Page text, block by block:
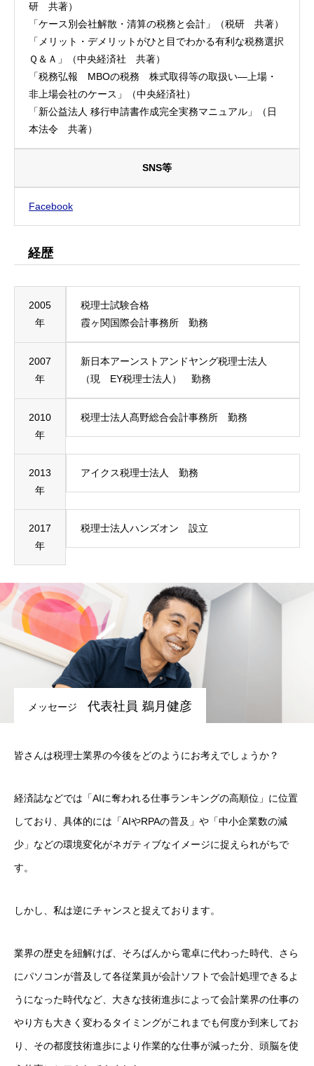
求人・採用募集情報TOP
研 共著）
「ケース別会社解散・清算の税務と会計」（税研 共著）
「メリット・デメリットがひと目でわかる有利な税務選択
Ｑ＆Ａ」（中央経済社 共著）
「税務弘報 MBOの税務 株式取得等の取扱い―上場・
非上場会社のケース」（中央経済社）
「新公益法人 移行申請書作成完全実務マニュアル」（日
本法令 共著）
SNS等
Facebook
経歴
2005
年
税理士試験合格
霞ヶ関国際会計事務所 勤務
2007
年
新日本アーンストアンドヤング税理士法人
（現 EY税理士法人） 勤務
2010
年
税理士法人髙野総合会計事務所 勤務
2013
年
アイクス税理士法人 勤務
2017
年
税理士法人ハンズオン 設立
メッセージ 代表社員 鵜月健彦
皆さんは税理士業界の今後をどのようにお考えでしょうか？
経済誌などでは「AIに奪われる仕事ランキングの高順位」に位置
しており、具体的には「AIやRPAの普及」や「中小企業数の減
少」などの環境変化がネガティブなイメージに捉えられがちで
す。
しかし、私は逆にチャンスと捉えております。
業界の歴史を紐解けば、そろばんから電卓に代わった時代、さら
にパソコンが普及して各従業員が会計ソフトで会計処理できるよ
うになった時代など、大きな技術進歩によって会計業界の仕事の
やり方も大きく変わるタイミングがこれまでも何度か到来してお
り、その都度技術進歩により作業的な仕事が減った分、頭脳を使